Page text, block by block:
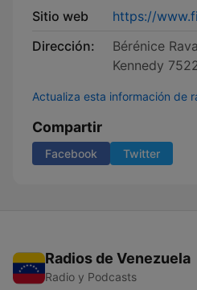
Sitio web
https://
Dirección:
Bérénice
Kennedy
Actualiza esta información de
Compartir
Facebook Twitter
Radios de Venezuela
Radio y Podcasts